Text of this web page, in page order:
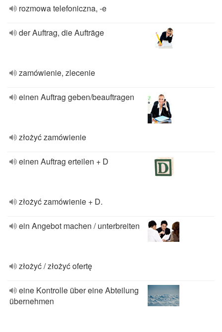
rozmowa telefoniczna, -e
der Auftrag, die Aufträge
zamówienie, zlecenie
einen Auftrag geben/beauftragen
złożyć zamówienie
einen Auftrag erteilen + D
złożyć zamówienie + D.
ein Angebot machen / unterbreiten
złożyć / złożyć ofertę
eine Kontrolle über eine Abteilung
übernehmen